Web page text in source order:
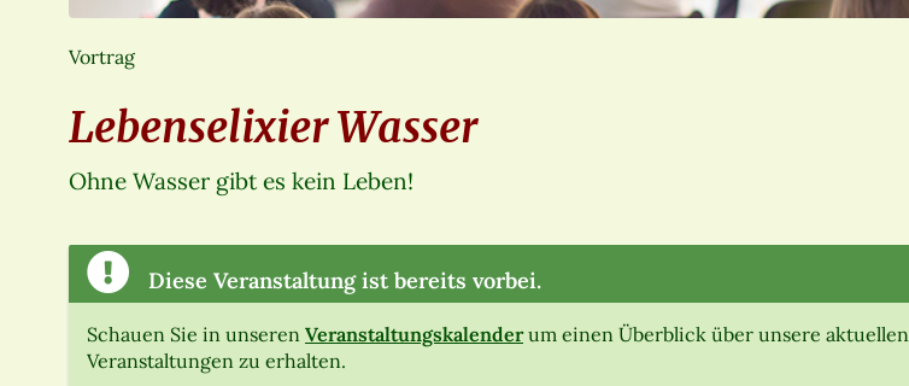
Vortrag
Lebenselixier Wasser
Ohne Wasser gibt es kein Leben!
Diese Veranstaltung ist bereits vorbei.
Schauen Sie in unseren Veranstaltungskalenderum einen Überblick über unsere aktuellen
Veranstaltungen zu erhalten.